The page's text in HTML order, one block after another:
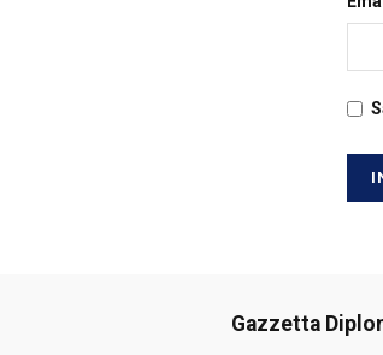
Gazzetta